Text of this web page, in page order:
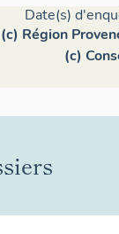
Date(s)
(c) Région
(c)